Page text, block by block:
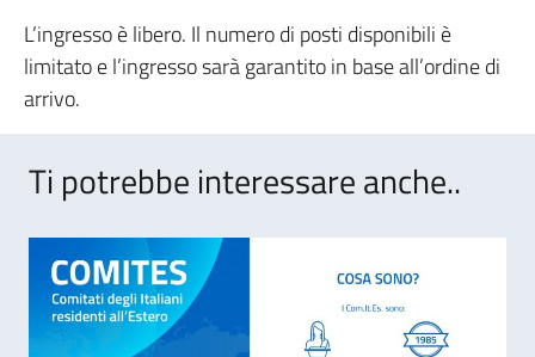
L’ingresso è libero. Il numero di posti disponibili è
limitato e l’ingresso sarà garantito in base all’ordine di
arrivo.
Ti potrebbe interessare anche..